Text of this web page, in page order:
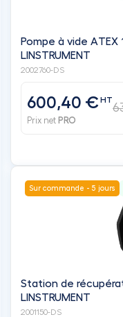
Pompe à vide ATEX
LINSTRUMENT
2002760-DS
600,40 €HT
Prix net PRO
Sur commande - 5 jours
Station de
LINSTRUMENT
2001150-DS